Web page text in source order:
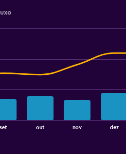
set out nov dez